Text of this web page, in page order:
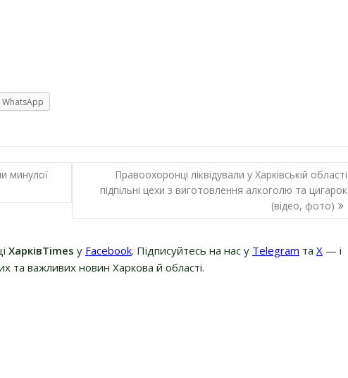
WhatsApp
минулої
Правоохоронці ліквідували у Харківській області
підпільні цехи з виготовлення алкоголю та цигарок
(відео, фото)
ХарківTimes у Facebook. Підписуйтесь на нас у Telegram та Х — і
та важливих новин Харкова й області.